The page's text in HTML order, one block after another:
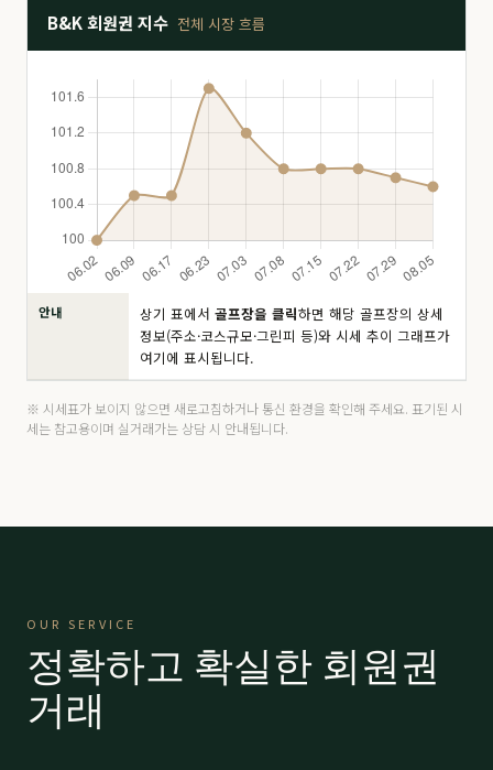
동부산
동부산 分 3억 160,000 ▲ 5,000
동부산 分 1.2억 26,000
동부산 分 1.4억
分 1.8억
드비치
드비치 分 3억 68,000 ▼ 2,000
드비치 分 8.5억 190,000 ▼ 10,000
주중
마우나 오션 分 6,500만 14,000 -
밀양 에스파크
베이사이드 프리미어 59,000
베이사이드
B&K 회원권 지수 전체 시장 흐름
안내 상기 표에서 골프장을 클릭하면 해당 골프장의 상세
정보(주소·코스규모·그린피 등)와 시세 추이 그래프가
여기에 표시됩니다.
※ 시세표가 보이지 않으면 새로고침하거나 통신 환경을 확인해 주세요. 표기된 시
세는 참고용이며 실거래가는 상담 시 안내됩니다.
OUR SERVICE
정확하고 확실한 회원권
거래